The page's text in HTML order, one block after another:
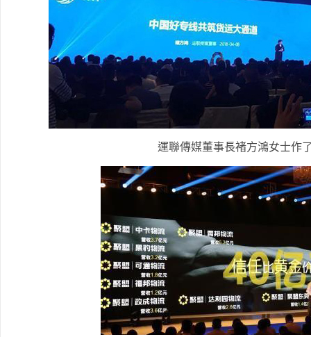
運聯傳媒董事長褚方鴻女士作